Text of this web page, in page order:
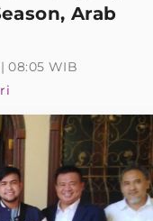
Arab
08:05 WIB